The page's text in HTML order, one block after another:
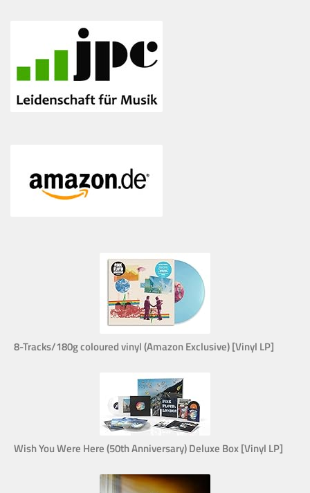
8-Tracks/180g coloured vinyl (Amazon Exclusive) [Vinyl LP]
Wish You Were Here (50th Anniversary) Deluxe Box [Vinyl LP]